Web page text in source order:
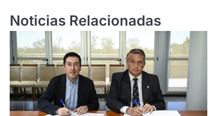
Noticias Relacionadas